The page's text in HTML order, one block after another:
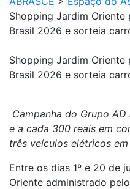
Shopping Jardim
Brasil 2026 e sorteia
Shopping Jardim
Brasil 2026 e sorteia
Campanha do Grupo
e a cada 300 reais em
três veículos elétricos
Entre os dias 1º e 20 de
Oriente administrado